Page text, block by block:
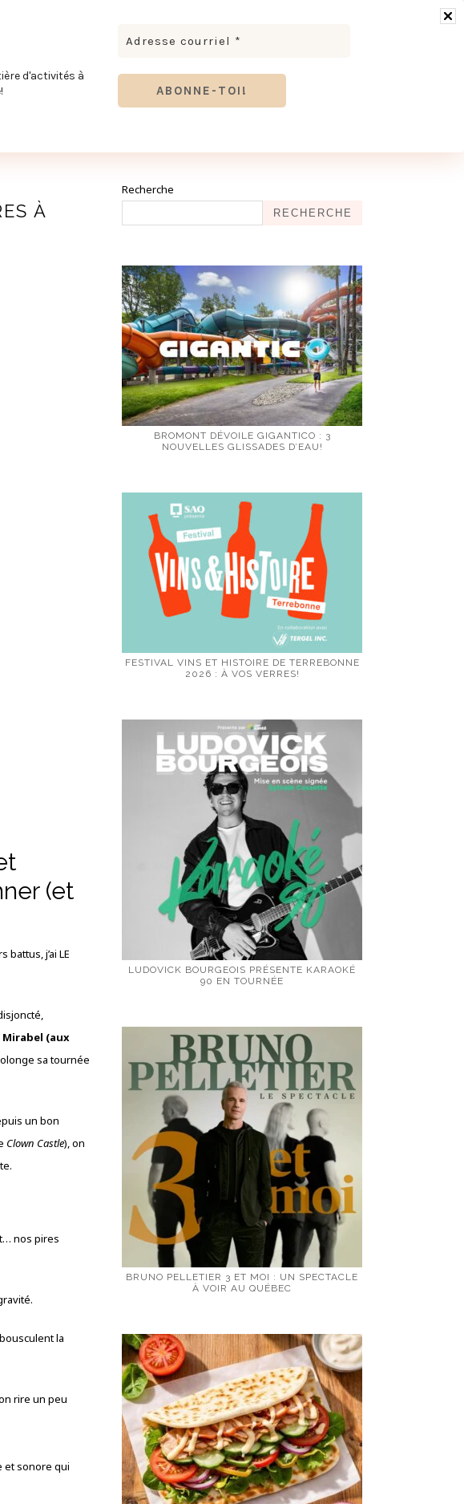
À
(et
j’ai LE
Mirabel (aux
sa tournée
un bon
Clown Castle), on
nos pires
la
rire un peu
et sonore qui
d'activités à
Recherche
RECHERCHE
BROMONT DÉVOILE GIGANTICO : 3
NOUVELLES GLISSADES D’EAU!
FESTIVAL VINS ET HISTOIRE DE TERREBONNE
2026 : À VOS VERRES!
LUDOVICK BOURGEOIS PRÉSENTE KARAOKÉ
90 EN TOURNÉE
BRUNO PELLETIER 3 ET MOI : UN SPECTACLE
À VOIR AU QUÉBEC